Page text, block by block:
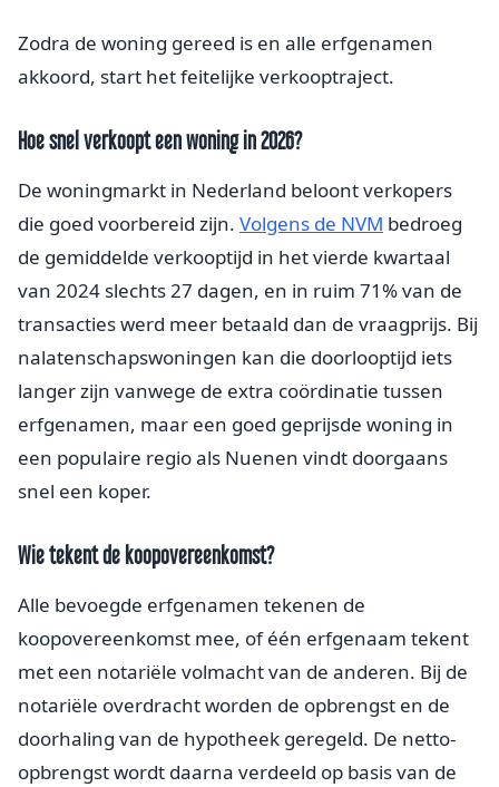
Zodra de woning gereed is en alle erfgenamen
akkoord, start het feitelijke verkooptraject.
Hoe snel verkoopt een woning in 2026?
De woningmarkt in Nederland beloont verkopers
die goed voorbereid zijn. Volgens de NVM bedroeg
de gemiddelde verkooptijd in het vierde kwartaal
van 2024 slechts 27 dagen, en in ruim 71% van de
transacties werd meer betaald dan de vraagprijs. Bij
nalatenschapswoningen kan die doorlooptijd iets
langer zijn vanwege de extra coördinatie tussen
erfgenamen, maar een goed geprijsde woning in
een populaire regio als Nuenen vindt doorgaans
snel een koper.
Wie tekent de koopovereenkomst?
Alle bevoegde erfgenamen tekenen de
koopovereenkomst mee, of één erfgenaam tekent
met een notariële volmacht van de anderen. Bij de
notariële overdracht worden de opbrengst en de
doorhaling van de hypotheek geregeld. De netto-
opbrengst wordt daarna verdeeld op basis van de